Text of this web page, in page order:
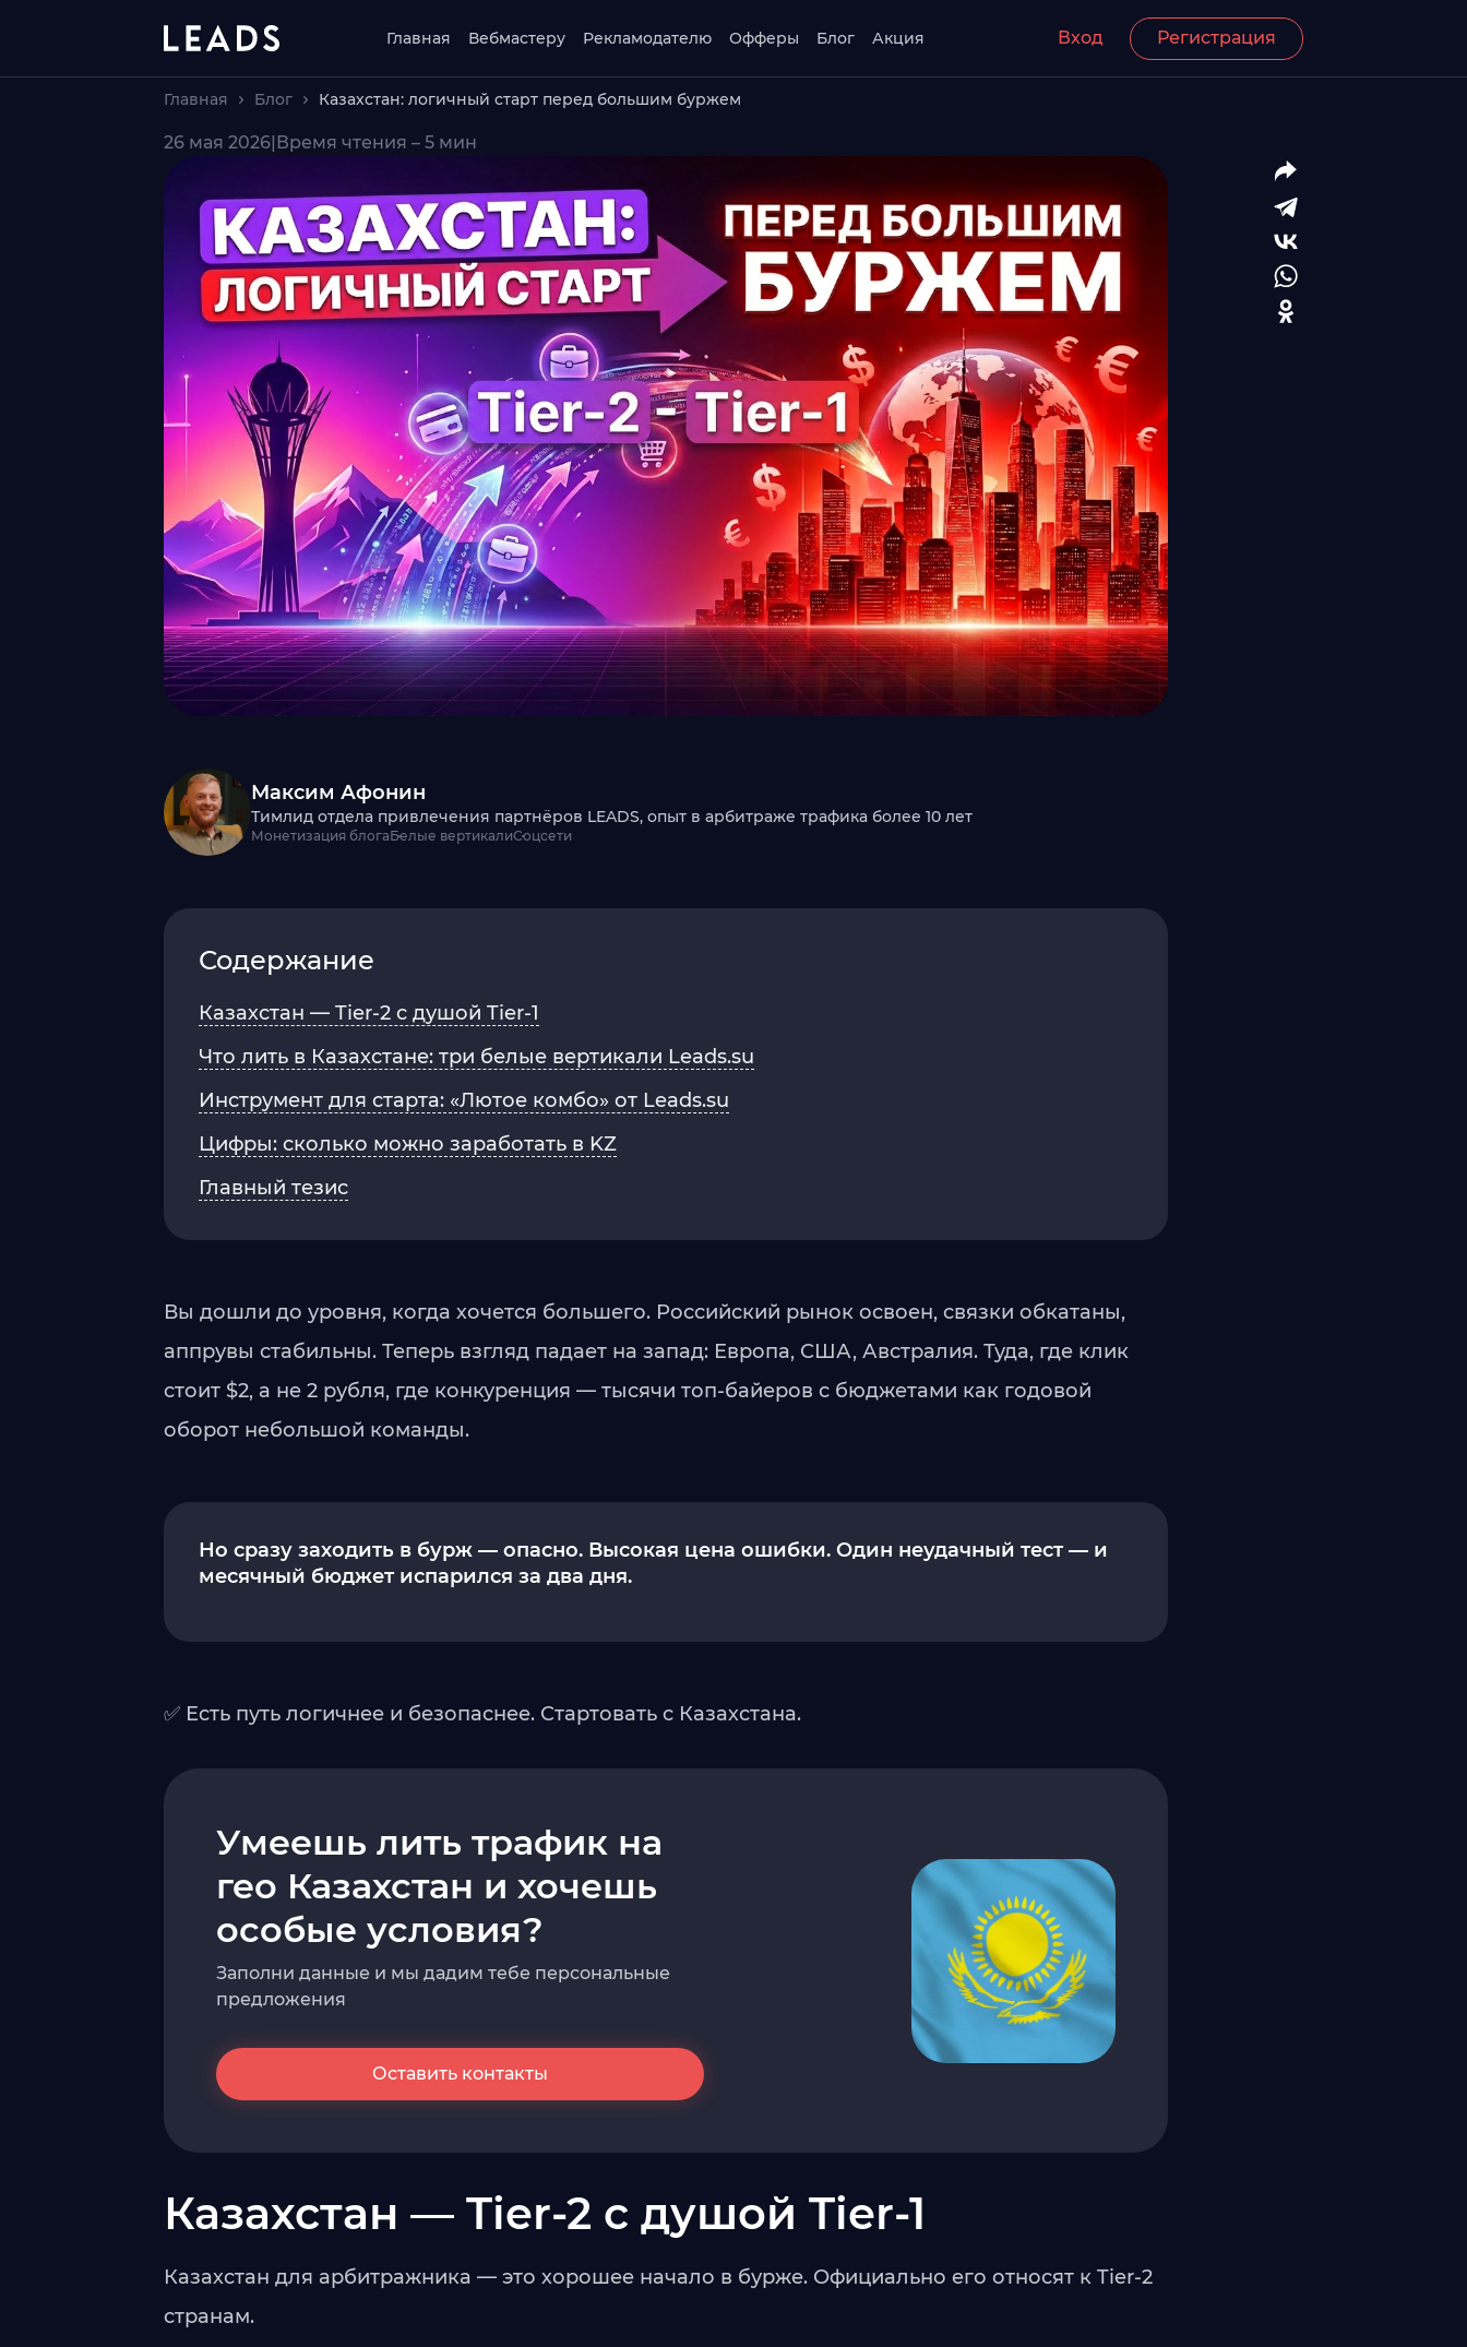
Регистрация
Вход
Главная Вебмастеру Рекламодателю Офферы Блог Акция
Главная Блог Казахстан: логичный старт перед большим буржем
26 мая 2026| Время чтения – 5 мин
Максим Афонин
Тимлид отдела привлечения партнёров LEADS, опыт в арбитраже трафика более 10 лет
Монетизация блогаБелые вертикалиСоцсети
Содержание
Казахстан — Tier-2 с душой Tier-1
Что лить в Казахстане: три белые вертикали Leads.su
Инструмент для старта: «Лютое комбо» от Leads.su
Цифры: сколько можно заработать в KZ
Главный тезис
Вы дошли до уровня, когда хочется большего. Российский рынок освоен, связки обкатаны,
аппрувы стабильны. Теперь взгляд падает на запад: Европа, США, Австралия. Туда, где клик
стоит $2, а не 2 рубля, где конкуренция — тысячи топ-байеров с бюджетами как годовой
оборот небольшой команды.
Но сразу заходить в бурж — опасно. Высокая цена ошибки. Один неудачный тест — и
месячный бюджет испарился за два дня.
✅ Есть путь логичнее и безопаснее. Стартовать с Казахстана.
Умеешь лить трафик на
гео Казахстан и хочешь
особые условия?
Заполни данные и мы дадим тебе персональные
предложения
Оставить контакты
Казахстан — Tier-2 с душой Tier-1
Казахстан для арбитражника — это хорошее начало в бурже. Официально его относят к Tier-2
странам.